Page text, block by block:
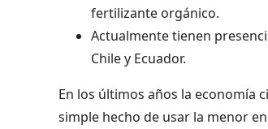
fertilizante orgánico.
Actualmente tienen
Chile y Ecuador.
En los últimos años la economía
simple hecho de usar la menor